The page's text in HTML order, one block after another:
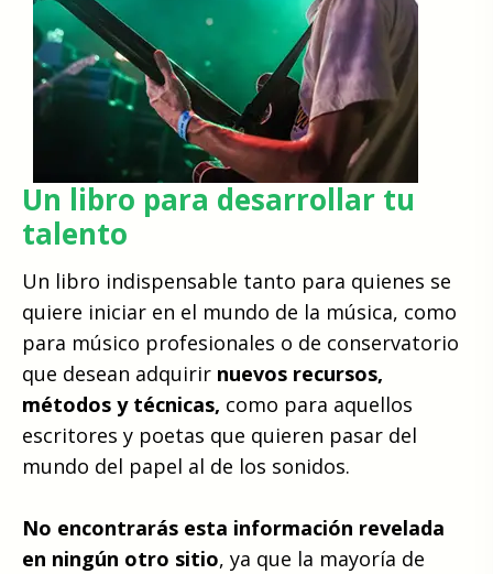
Un libro para desarrollar tu
talento
Un libro indispensable tanto para quienes se
quiere iniciar en el mundo de la música, como
para músico profesionales o de conservatorio
que desean adquirir nuevos recursos,
métodos y técnicas, como para aquellos
escritores y poetas que quieren pasar del
mundo del papel al de los sonidos.
No encontrarás esta información revelada
en ningún otro sitio, ya que la mayoría de